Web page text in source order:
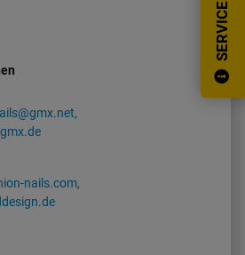
SERVICE
nails.com,